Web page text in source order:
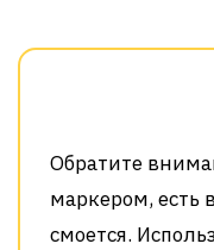
Обратите
маркером, есть
смоется.